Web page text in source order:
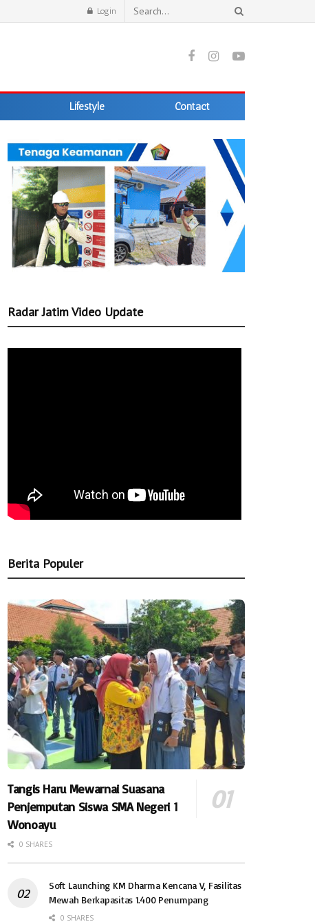
Login
Lifestyle Contact
Radar Jatim Video Update
Berita Populer
Tangis Haru Mewarnai Suasana
Penjemputan Siswa SMA Negeri 1
Wonoayu
0 SHARES
Soft Launching KM Dharma Kencana V, Fasilitas
Mewah Berkapasitas 1.400 Penumpang
0 SHARES